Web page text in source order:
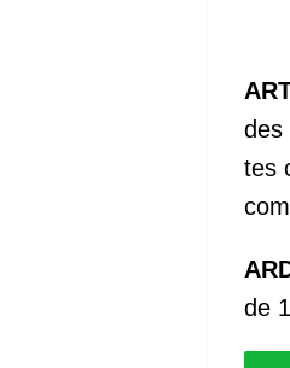
des
tes
de